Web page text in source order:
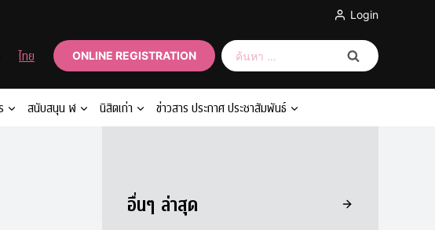
Login
ไทย ONLINE REGISTRATION
ค้นหา
สำหรับ:
สนับสนุน ฬ นิสิตเก่า ข่าวสาร ประกาศ ประชาสัมพันธ์
อื่นๆ ล่าสุด